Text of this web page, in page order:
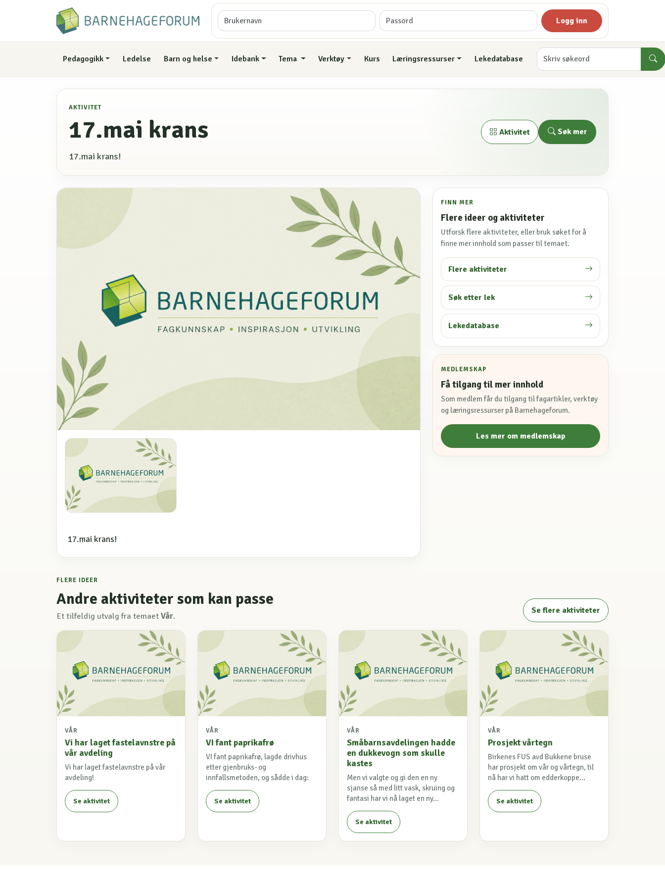
Logg inn
Pedagogikk Ledelse Barn og helse Idebank Tema Verktøy Kurs Læringsressurser Lekedatabase
AKTIVITET
17.mai krans
17.mai krans!
Aktivitet Søk mer
17.mai krans!
FINN MER
Flere ideer og aktiviteter
Utforsk flere aktiviteter, eller bruk søket for å
finne mer innhold som passer til temaet.
Flere aktiviteter
Søk etter lek
Lekedatabase
MEDLEMSKAP
Få tilgang til mer innhold
Som medlem får du tilgang til fagartikler, verktøy
og læringsressurser på Barnehageforum.
Les mer om medlemskap
FLERE IDEER
Andre aktiviteter som kan passe
Et tilfeldig utvalg fra temaet Vår.
Se flere aktiviteter
VÅR
Vi har laget fastelavnstre på
vår avdeling
Vi har laget fastelavnstre på vår
avdeling!
Se aktivitet
VÅR
VI fant paprikafrø
VI fant paprikafrø, lagde drivhus
etter gjenbruks- og
innfallsmetoden, og sådde i dag:
Se aktivitet
VÅR
Småbarnsavdelingen hadde
en dukkevogn som skulle
kastes
Men vi valgte og gi den en ny
sjanse så med litt vask, skruing og
fantasi har vi nå laget en ny...
Se aktivitet
VÅR
Prosjekt vårtegn
Birkenes FUS avd Bukkene bruse
har prosjekt om vår og vårtegn, til
nå har vi hatt om edderkoppe...
Se aktivitet